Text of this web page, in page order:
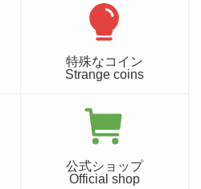
特殊なコイン
Strange coins
公式ショップ
Official shop